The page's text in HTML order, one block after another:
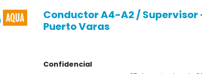
Conductor A4-A2 / Supervisor
Puerto Varas
Confidencial